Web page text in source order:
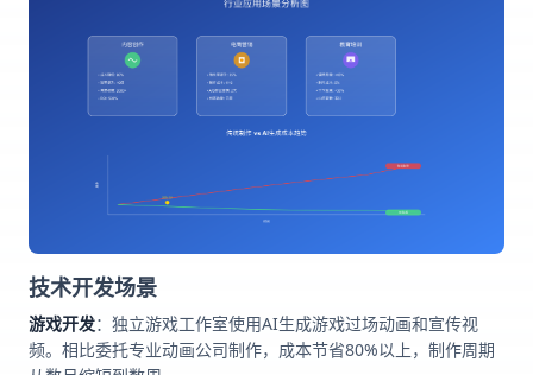
技术开发场景
游戏开发：独立游戏工作室使用AI生成游戏过场动画和宣传视
频。相比委托专业动画公司制作，成本节省80%以上，制作周期